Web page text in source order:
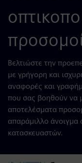
Βελτιώστε την
με γρήγορη και
αναφορές και
που σας βοηθούν να
αποτελέσματα
απαράμιλλο άνοιγμα
κατασκευαστών.